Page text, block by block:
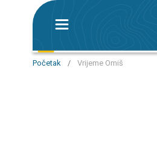
Početak / Vrijeme Omiš